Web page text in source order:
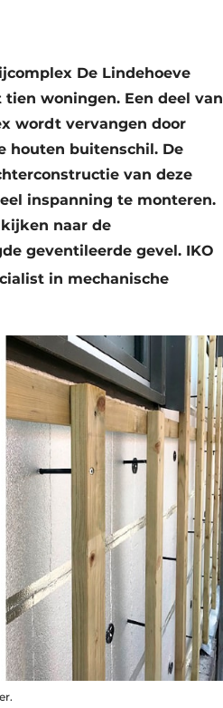
De Lindehoeve
woningen. Een deel van
wordt vervangen door
houten buitenschil. De
van deze
inspanning te monteren.
naar de
geventileerde gevel. IKO
in mechanische